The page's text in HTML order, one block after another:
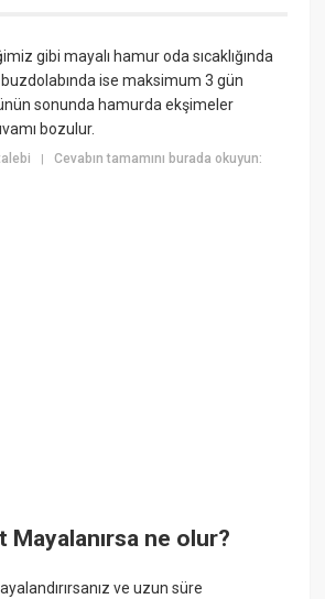
gibi mayalı hamur oda sıcaklığında
ise maksimum 3 gün
sonunda hamurda ekşimeler
bozulur.
|Cevabın tamamını burada okuyun:
Mayalanırsa ne olur?
ve uzun süre